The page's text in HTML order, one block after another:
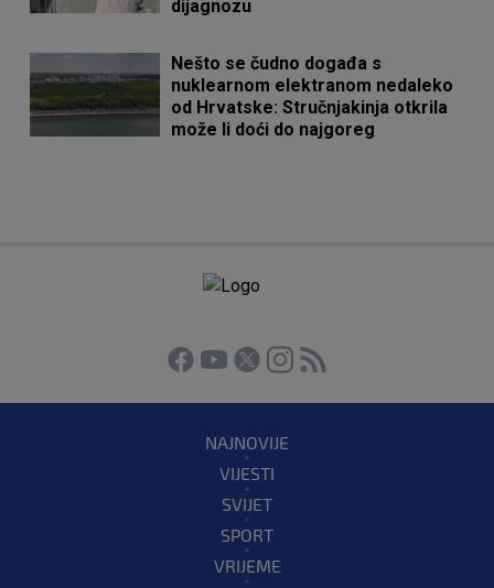
dijagnozu
Nešto se čudno događa s
nuklearnom elektranom nedaleko
od Hrvatske: Stručnjakinja otkrila
može li doći do najgoreg
NAJNOVIJE
VIJESTI
SVIJET
SPORT
VRIJEME